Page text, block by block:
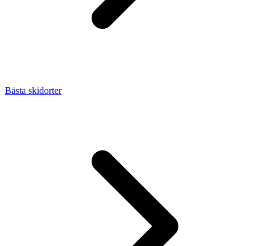
Bästa skidorter